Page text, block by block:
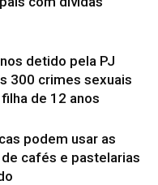
detido pela PJ
300 crimes sexuais
de 12 anos
podem usar as
cafés e pastelarias